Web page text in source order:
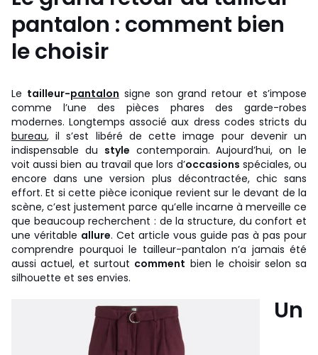
pantalon : comment bien
le choisir
Le tailleur-pantalon signe son grand retour et s’impose
comme l’une des pièces phares des garde-robes
modernes. Longtemps associé aux dress codes stricts du
bureau, il s’est libéré de cette image pour devenir un
indispensable du style contemporain. Aujourd’hui, on le
voit aussi bien au travail que lors d’occasions spéciales, ou
encore dans une version plus décontractée, chic sans
effort. Et si cette pièce iconique revient sur le devant de la
scène, c’est justement parce qu’elle incarne à merveille ce
que beaucoup recherchent : de la structure, du confort et
une véritable allure. Cet article vous guide pas à pas pour
comprendre pourquoi le tailleur-pantalon n’a jamais été
aussi actuel, et surtout comment bien le choisir selon sa
silhouette et ses envies.
Un